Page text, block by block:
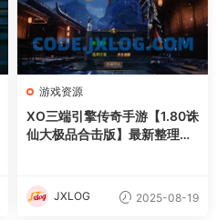
游戏资源
XO三端引擎传奇手游【1.80诛
仙大极品合击版】最新整理Wi
JXLOG 2025-08-19